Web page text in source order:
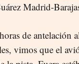
Madrid-
de antelación
vimos que el